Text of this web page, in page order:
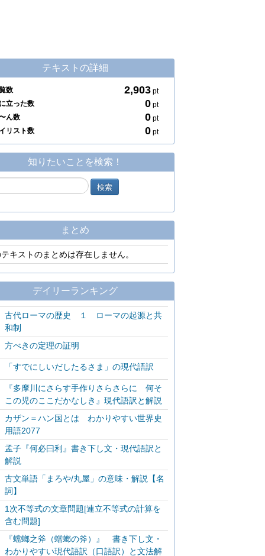
テキストの詳細
数 2,903 pt
立った数
0 pt
ん数
0 pt
リスト数
0 pt
知りたいことを検索！
まとめ
テキストのまとめは存在しません。
デイリーランキング
古代ローマの歴史 １ ローマの起源と共
和制
方べきの定理の証明
「すでにしいだしたるさま」の現代語訳
『多摩川にさらす手作りさらさらに 何そ
この児のここだかなしき』現代語訳と解説
カザン＝ハン国とは わかりやすい世界史
用語2077
孟子『何必曰利』書き下し文・現代語訳と
解説
古文単語「まろや/丸屋」の意味・解説【名
詞】
1次不等式の文章問題[連立不等式の計算を
含む問題]
『蟷螂之斧（蟷螂の斧）』 書き下し文・
わかりやすい現代語訳（口語訳）と文法解